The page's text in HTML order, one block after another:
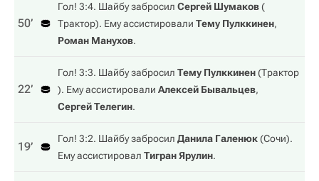
50‎’‎
Гол! 3:4. Шайбу забросил Сергей Шумаков(
Трактор). Ему ассистировали Тему Пулккинен,
Роман Манухов.
22‎’‎
Гол! 3:3. Шайбу забросил Тему Пулккинен(Трактор
). Ему ассистировали Алексей Бывальцев,
Сергей Телегин.
19‎’‎
Гол! 3:2. Шайбу забросил Данила Галенюк(Сочи).
Ему ассистировал Тигран Ярулин.